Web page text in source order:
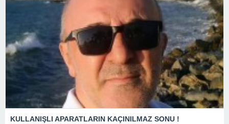
KULLANIŞLI APARATLARIN KAÇINILMAZ SONU !